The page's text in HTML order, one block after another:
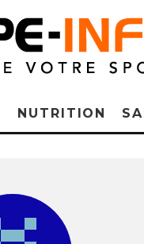
NUTRITION